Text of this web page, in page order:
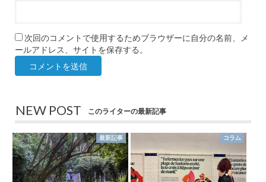
次回のコメントで使用するためブラウザーに自分の名前、メ
ールアドレス、サイトを保存する。
NEW POST このライターの最新記事
最新記事 コラム